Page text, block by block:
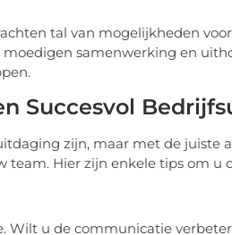
tal van mogelijkheden
samenwerking en
Succesvol
zijn, maar met de juiste
team. Hier zijn enkele tips om u
u de communicatie